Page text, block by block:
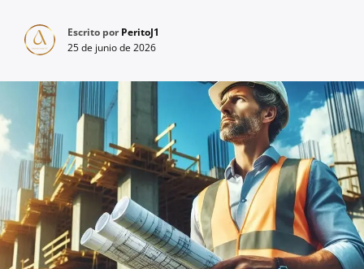
Escrito porPeritoJ1
25 de junio de 2026